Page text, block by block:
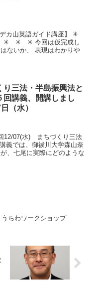
カ山英語ガイド講座】 ✳︎
回は仮完成し
ないか、 表現はわかりや
り三法・半島振興法と
回講義、開講しまし
（水）
12/07(水) まちづくり三法
義では、御祓川大学森山奈
、七尾に実際にどのような
ちわワークショップ